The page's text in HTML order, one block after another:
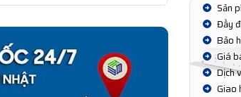
Sản
Đầy
Bảo
Giá
Dịch
Giao